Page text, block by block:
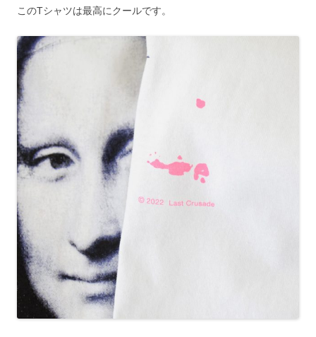
このTシャツは最高にクールです。